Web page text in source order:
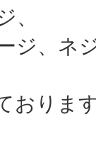
、
ジ、ネ
おりま